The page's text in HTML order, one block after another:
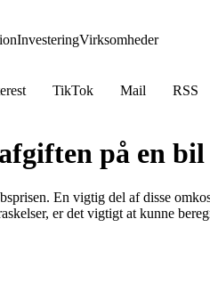
InvesteringVirksomheder
TikTok Mail
RSS
på en
En vigtig del af disse
er det vigtigt at kunne